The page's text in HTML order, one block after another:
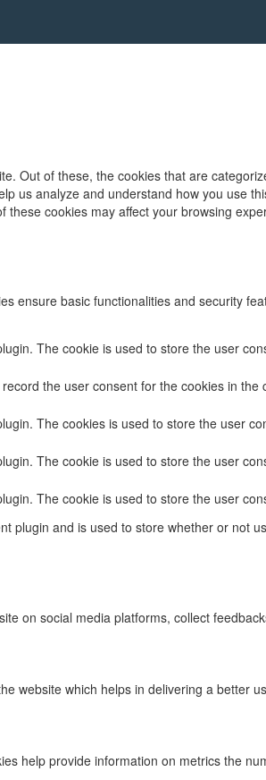
Out of these, the cookies that are
us analyze and understand how you use
cookies may affect your browsing
ensure basic functionalities and security
The cookie is used to store the user
the user consent for the cookies in the
The cookies is used to store the user
The cookie is used to store the user
The cookie is used to store the user
plugin and is used to store whether or not
on social media platforms, collect
website which helps in delivering a better
help provide information on metrics the